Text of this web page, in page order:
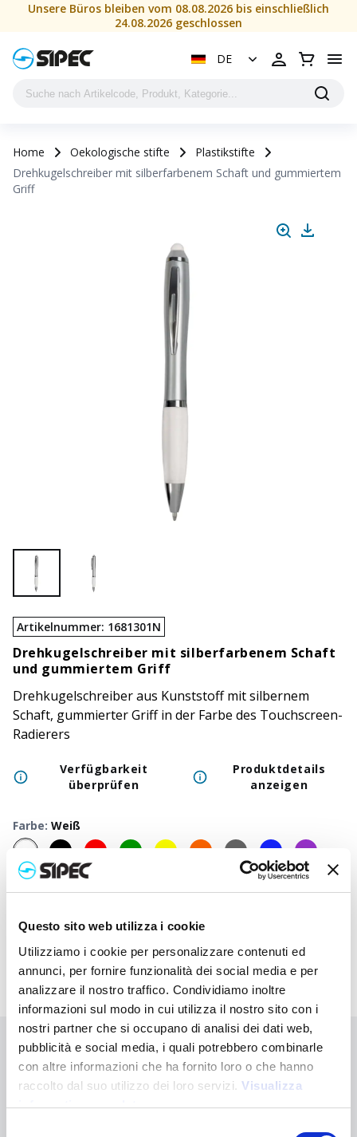
Questo sito web utilizza i cookie
Utilizziamo i cookie per personalizzare contenuti ed
annunci, per fornire funzionalità dei social media e per
analizzare il nostro traffico. Condividiamo inoltre
informazioni sul modo in cui utilizza il nostro sito con i
nostri partner che si occupano di analisi dei dati web,
pubblicità e social media, i quali potrebbero combinarle
con altre informazioni che ha fornito loro o che hanno
raccolto dal suo utilizzo dei loro servizi. Visualizza
informativa completa
Unsere Büros bleiben vom 08.08.2026 bis einschließlich
24.08.2026 geschlossen
DE
Home Oekologische stifte
Plastikstifte
Drehkugelschreiber mit silberfarbenem Schaft und gummiertem
Griff
Artikelnummer: 1681301N
Drehkugelschreiber mit silberfarbenem Schaft
und gummiertem Griff
Drehkugelschreiber aus Kunststoff mit silbernem
Schaft, gummierter Griff in der Farbe des Touchscreen-
Radierers
Verfügbarkeit
überprüfen
Produktdetails
anzeigen
Farbe: Weiß
50+ 100+ 250+ 500+ 1000+
Druckpreis
0,698€ 0,645€ 0,603
Sie haben nicht gefunden, wonach Sie suchen?
Kontaktieren Sie uns, wenn Sie Hilfe benötigen, oder fordern Sie
Ihre kundenspezifische Bestellung an